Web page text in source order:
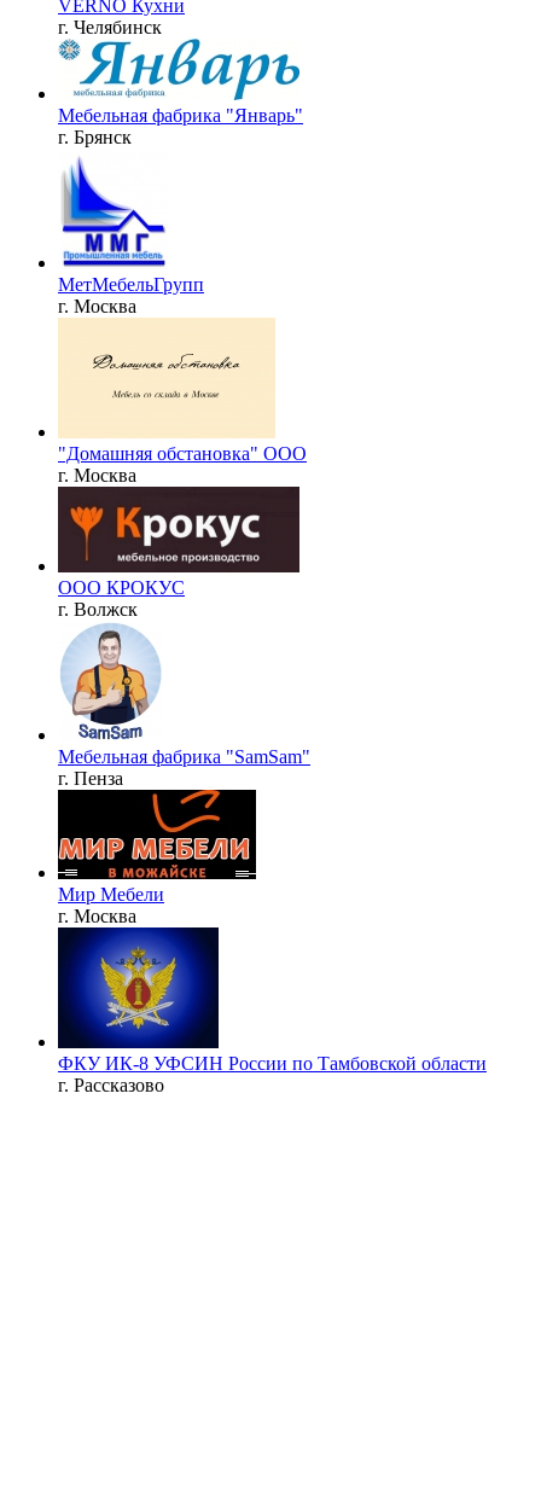
VERNO Кухни
г. Челябинск
Мебельная фабрика "Январь"
г. Брянск
МетМебельГрупп
г. Москва
"Домашняя обстановка" ООО
г. Москва
ООО КРОКУС
г. Волжск
Мебельная фабрика "SamSam"
г. Пенза
Мир Мебели
г. Москва
ФКУ ИК-8 УФСИН России по Тамбовской области
г. Рассказово